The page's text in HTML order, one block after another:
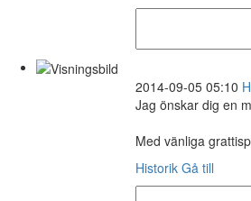
2014-09-05 05:10
Jag önskar dig en
Med vänliga
Historik Gå till